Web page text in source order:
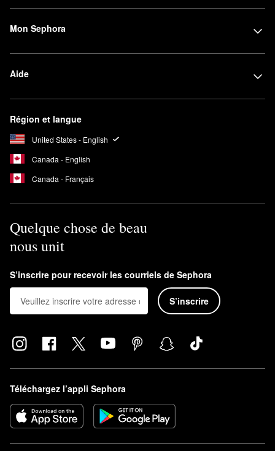
Mon Sephora
Aide
Région et langue
United States - English
Canada - English
Canada - Français
Quelque chose de beau
nous unit
S’inscrire pour recevoir les courriels de Sephora
S’inscrire
Téléchargez l’appli Sephora